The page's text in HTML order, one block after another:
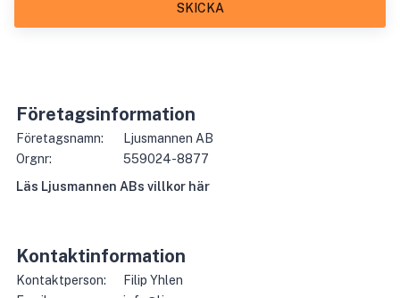
SKICKA
Företagsinformation
Företagsnamn:
Ljusmannen AB
Orgnr:
559024-8877
Läs Ljusmannen ABs villkor här
Kontaktinformation
Kontaktperson:
Filip Yhlen